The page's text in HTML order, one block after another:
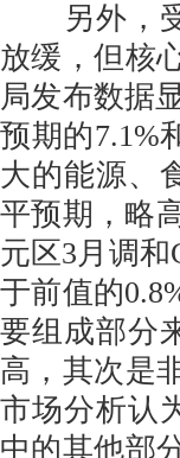
另外，受
放缓，但核
局发布数据
预期的7.1%
大的能源、
平预期，略
元区3月调和
于前值的
要组成部分
高，其次是
市场分析认
中的其他部